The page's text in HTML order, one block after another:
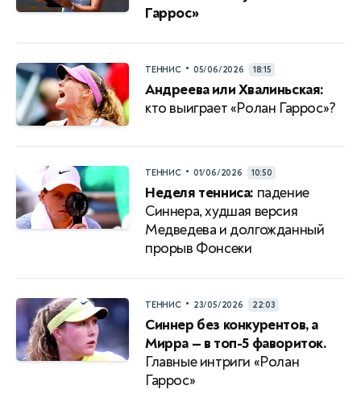
Гаррос»
ТЕННИС • 05/06/2026 18:15
Андреева или Хвалиньская:
кто выиграет «Ролан Гаррос»?
ТЕННИС • 01/06/2026 10:50
Неделя тенниса: падение
Синнера, худшая версия
Медведева и долгожданный
прорыв Фонсеки
ТЕННИС • 23/05/2026 22:03
Синнер без конкурентов, а
Мирра — в топ-5 фавориток.
Главные интриги «Ролан
Гаррос»